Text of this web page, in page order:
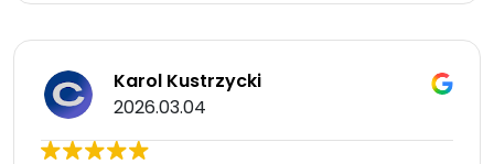
Karol Kustrzycki
2026.03.04